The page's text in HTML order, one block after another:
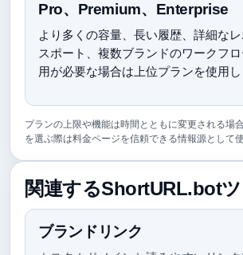
Pro、Premium、Enterprise
より多くの容量、長い履歴、詳細な
スポート、複数ブランドのワークフ
用が必要な場合は上位プランを使用し
プランの上限や機能は時間とともに変更される場
を選ぶ際は料金ページを信頼できる情報源として
関連するShortURL.bot
ブランドリンク